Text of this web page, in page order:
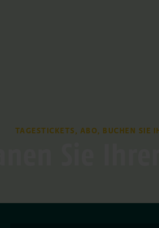
TAGESTICKETS, ABO, BUCHEN SIE